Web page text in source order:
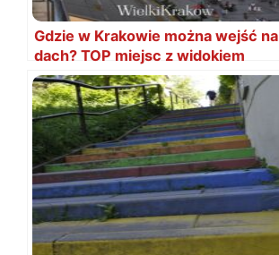
Gdzie w Krakowie można wejść na
dach? TOP miejsc z widokiem